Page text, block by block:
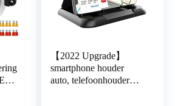
【2022 Upgrade】
smartphone houder
auto, telefoonhouder